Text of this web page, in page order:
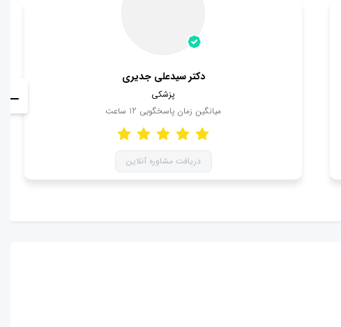
دکتر سیدعلی جدیری
پزشکی
میانگین زمان پاسخگویی 12 ساعت
دریافت مشاوره آنلاین